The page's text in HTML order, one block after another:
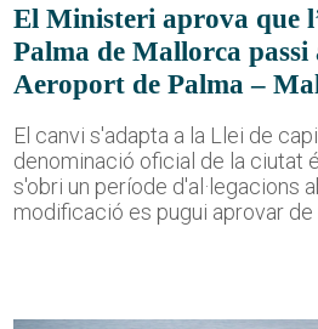
El Ministeri aprova que
Palma de Mallorca passi
Aeroport de Palma –
El canvi s'adapta a la Llei de
denominació oficial de la ciutat
s'obri un període d'al·legacions
modificació es pugui aprovar de